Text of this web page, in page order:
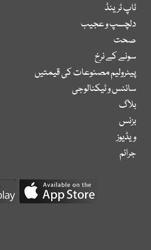
ٹاپ ٹرینڈ
دلچسپ و عجیب
صحت
سونے کے نرخ
پیٹرولیم مصنوعات کی قیمتیں
سائنس و ٹیکنالوجی
بلاگ
بزنس
ویڈیوز
جرائم